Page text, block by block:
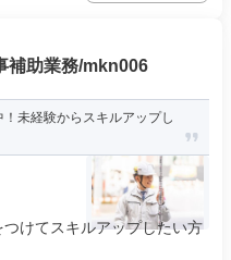
補助業務/mkn006
未経験からスキルアップし
けてスキルアップしたい方